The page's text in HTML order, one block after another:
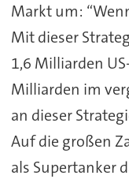
Markt um:
Mit dieser
1,6 Milliarden
Milliarden im
an dieser
Auf die großen
als Supertanker